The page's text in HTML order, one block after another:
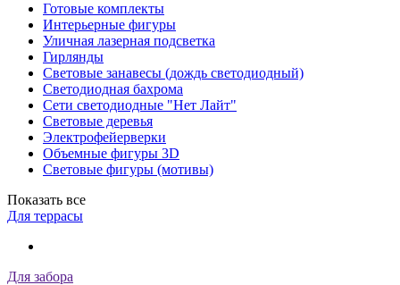
Готовые комплекты
Интерьерные фигуры
Уличная лазерная подсветка
Гирлянды
Световые занавесы (дождь светодиодный)
Светодиодная бахрома
Сети светодиодные "Нет Лайт"
Световые деревья
Электрофейерверки
Объемные фигуры 3D
Световые фигуры (мотивы)
Показать все
Для террасы
Для забора